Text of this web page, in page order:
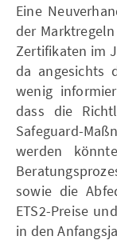
Eine
der
Zertifikaten im
da angesichts
wenig
dass die
Safeguard-
werden
sowie die
ETS2-Preise
in den